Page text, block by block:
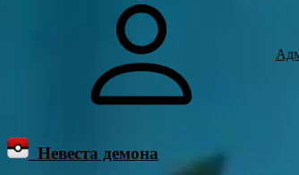
Невеста демона